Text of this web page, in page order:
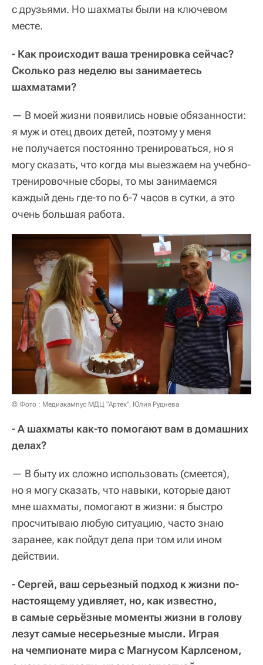
с друзьями. Но шахматы были на ключевом
месте.
- Как происходит ваша тренировка сейчас?
Сколько раз неделю вы занимаетесь
шахматами?
— В моей жизни появились новые обязанности:
я муж и отец двоих детей, поэтому у меня
не получается постоянно тренироваться, но я
могу сказать, что когда мы выезжаем на учебно-
тренировочные сборы, то мы занимаемся
каждый день где-то по 6-7 часов в сутки, а это
очень большая работа.
© Фото : Медиакампус МДЦ "Артек", Юлия Руднева
- А шахматы как-то помогают вам в домашних
делах?
— В быту их сложно использовать (смеется),
но я могу сказать, что навыки, которые дают
мне шахматы, помогают в жизни: я быстро
просчитываю любую ситуацию, часто знаю
заранее, как пойдут дела при том или ином
действии.
- Сергей, ваш серьезный подход к жизни по-
настоящему удивляет, но, как известно,
в самые серьёзные моменты жизни в голову
лезут самые несерьезные мысли. Играя
на чемпионате мира с Магнусом Карлсеном,